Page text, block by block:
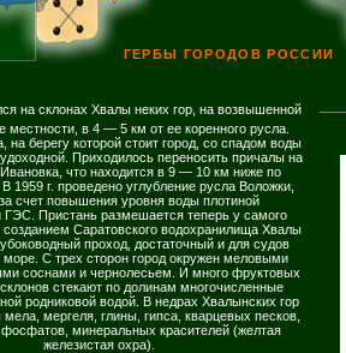
ГЕРБЫ ГОРОДОВ РОССИИ
на склонах Хвалы неких гор, на возвышенной
местности, в 4 — 5 км от ее коренного русла.
на берегу которой стоит город, со спадом воды
Приходилось переносить причалы на
Ивановка, что находится в 9 — 10 км ниже по
1959 г. проведено углубление русла Воложки,
счет повышения уровня воды плотиной
ГЭС. Пристань размешается теперь у самого
созданием Саратовского водохранилища Хвалы
проход, достаточный и для судов
С трех сторон город окружен меловыми
соснами и чернолесьем. И много фруктовых
стекают по долинам многочисленные
родниковой водой. В недрах Хвалынских гор
мергеля, глины, гипса, кварцевых песков,
фосфатов, минеральных красителей (желтая
железистая охра).